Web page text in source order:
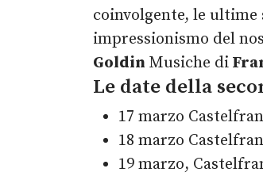
coinvolgente, le
impressionismo del
Goldin Musiche di
Le date della
17 marzo
18 marzo
19 marzo,